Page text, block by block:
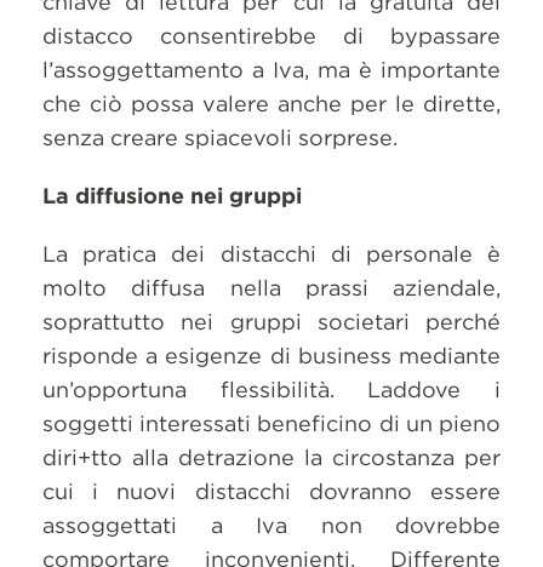
distacco consentirebbe di bypassare
l’assoggettamento a Iva, ma è importante
che ciò possa valere anche per le dirette,
senza creare spiacevoli sorprese.
La diffusione nei gruppi
La pratica dei distacchi di personale è
molto diffusa nella prassi aziendale,
soprattutto nei gruppi societari perché
risponde a esigenze di business mediante
un’opportuna flessibilità. Laddove i
soggetti interessati beneficino di un pieno
diri+tto alla detrazione la circostanza per
cui i nuovi distacchi dovranno essere
assoggettati a Iva non dovrebbe
comportare inconvenienti. Differente